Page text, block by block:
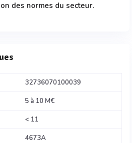
des normes du secteur.
32736070100039
5 à 10 M€
< 11
4673A